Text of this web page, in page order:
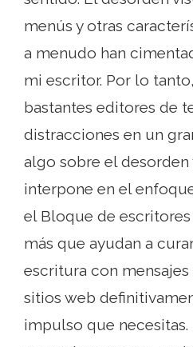
menús y otras
a menudo han
mi escritor. Por lo
bastantes editores de
distracciones en un
algo sobre el desorden
interpone en el
el Bloque de
más que ayudan a
escritura con
sitios web
impulso que necesitas.